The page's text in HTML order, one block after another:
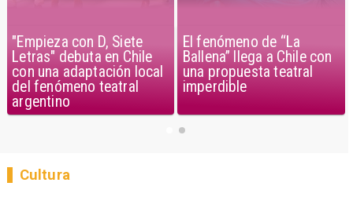
"Empieza con D, Siete
Letras" debuta en Chile
con una adaptación local
del fenómeno teatral
argentino
El fenómeno de “La
Ballena” llega a Chile con
una propuesta teatral
imperdible
Cultura